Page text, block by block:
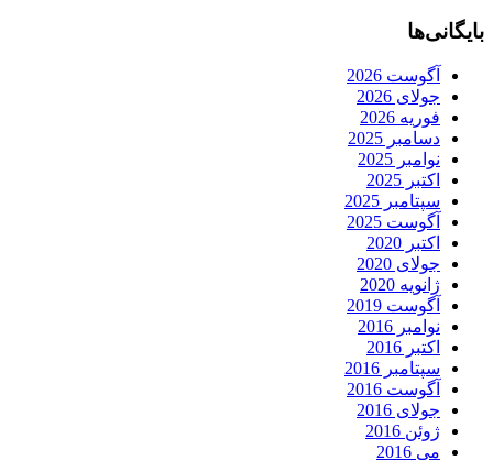
بایگانی‌ها
آگوست 2026
جولای 2026
فوریه 2026
دسامبر 2025
نوامبر 2025
اکتبر 2025
سپتامبر 2025
آگوست 2025
اکتبر 2020
جولای 2020
ژانویه 2020
آگوست 2019
نوامبر 2016
اکتبر 2016
سپتامبر 2016
آگوست 2016
جولای 2016
ژوئن 2016
می 2016